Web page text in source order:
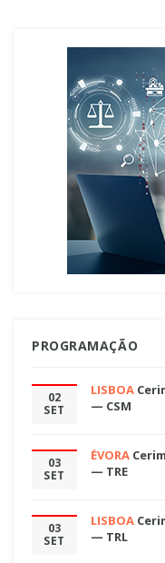
PROGRAMAÇÃO
02
SET
LISBOA
— CSM
03
SET
ÉVORA
— TRE
03
SET
LISBOA
— TRL